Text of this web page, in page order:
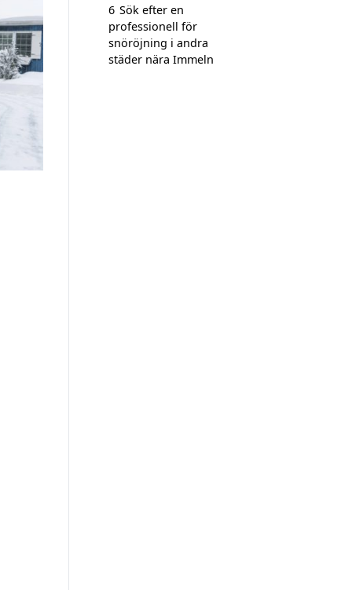
6 Sök efter en
professionell för
snöröjning i andra
städer nära Immeln